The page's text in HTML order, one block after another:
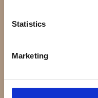
Statistics
Marketing